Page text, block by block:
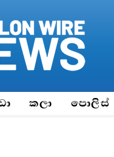
කලා පොලිස්